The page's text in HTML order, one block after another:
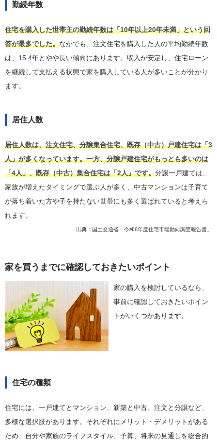
勤続年数
住宅を購入した世帯主の勤続年数は「10年以上20年未満」という回
答が最多でした。なかでも、注文住宅を購入した人の平均勤続年数
は、15.4年とやや長い傾向にあります。収入が安定し、住宅ローン
を継続して支払える状態で家を購入している人が多いことが分かり
ます。
居住人数
居住人数は、注文住宅、分譲集合住宅、既存（中古）戸建住宅は「3
人」が多くなっています。一方、分譲戸建住宅がもっとも多いのは
「4人」、既存（中古）集合住宅は「2人」です。分譲一戸建ては、
家族が増えたタイミングで選ぶ人が多く、中古マンションは子育て
が落ち着いた方や子を持たない世帯にも多く選ばれていると考えら
れます。
出典：国土交通省「 令和6年度住宅市場動向調査報告書 」
家を買うまでに確認しておきたいポイント
家の購入を検討しているなら、
事前に確認しておきたいポイン
トがいくつかあります。
住宅の種類
住宅には、一戸建てとマンション、新築と中古、注文と分譲など、
多様な選択肢があります。それぞれにメリット・デメリットがある
ため、自分や家族のライフスタイル、予算、将来の見通しを総合的